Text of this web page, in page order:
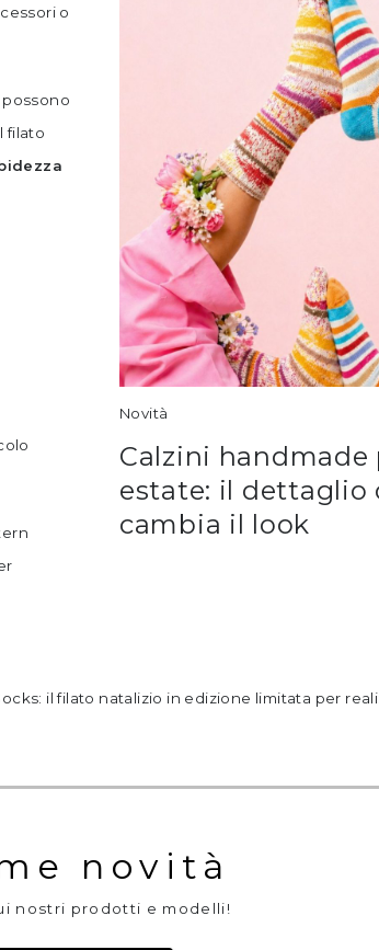
o
filato
Novità
Calzini handmade
estate: il dettaglio
cambia il look
il filato natalizio in edizione limitata per
novità
nostri prodotti e modelli!